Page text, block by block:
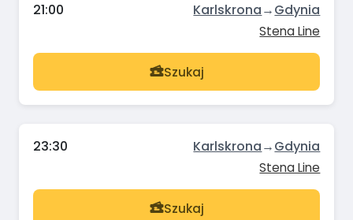
21:00 Karlskrona→Gdynia
Stena Line
Szukaj
23:30 Karlskrona→Gdynia
Stena Line
Szukaj